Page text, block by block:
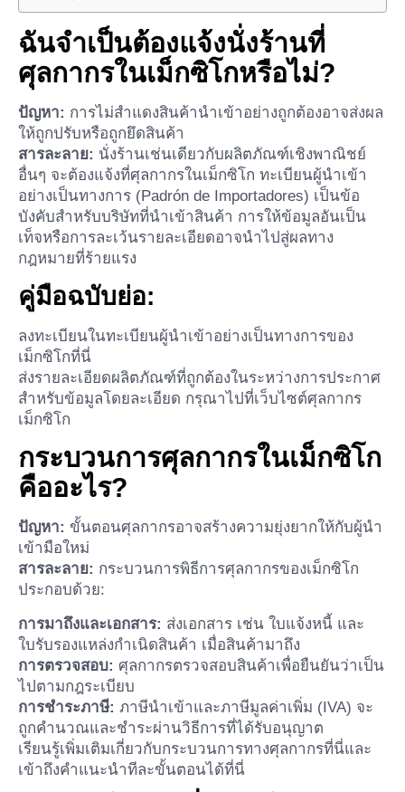
ฉันจำเป็นต้องแจ้งนั่งร้านที่
ศุลกากรในเม็กซิโกหรือไม่?
ปัญหา: การไม่สำแดงสินค้านำเข้าอย่างถูกต้องอาจส่งผล
ให้ถูกปรับหรือถูกยึดสินค้า
สารละลาย: นั่งร้านเช่นเดียวกับผลิตภัณฑ์เชิงพาณิชย์
อื่นๆ จะต้องแจ้งที่ศุลกากรในเม็กซิโก ทะเบียนผู้นำเข้า
อย่างเป็นทางการ (Padrón de Importadores) เป็นข้อ
บังคับสำหรับบริษัทที่นำเข้าสินค้า การให้ข้อมูลอันเป็น
เท็จหรือการละเว้นรายละเอียดอาจนำไปสู่ผลทาง
กฎหมายที่ร้ายแรง
คู่มือฉบับย่อ:
ลงทะเบียนในทะเบียนผู้นำเข้าอย่างเป็นทางการของ
เม็กซิโกที่นี่
ส่งรายละเอียดผลิตภัณฑ์ที่ถูกต้องในระหว่างการประกาศ
สำหรับข้อมูลโดยละเอียด กรุณาไปที่เว็บไซต์ศุลกากร
เม็กซิโก
กระบวนการศุลกากรในเม็กซิโก
คืออะไร?
ปัญหา: ขั้นตอนศุลกากรอาจสร้างความยุ่งยากให้กับผู้นำ
เข้ามือใหม่
สารละลาย: กระบวนการพิธีการศุลกากรของเม็กซิโก
ประกอบด้วย:
การมาถึงและเอกสาร: ส่งเอกสาร เช่น ใบแจ้งหนี้ และ
ใบรับรองแหล่งกำเนิดสินค้า เมื่อสินค้ามาถึง
การตรวจสอบ: ศุลกากรตรวจสอบสินค้าเพื่อยืนยันว่าเป็น
ไปตามกฎระเบียบ
การชำระภาษี: ภาษีนำเข้าและภาษีมูลค่าเพิ่ม (IVA) จะ
ถูกคำนวณและชำระผ่านวิธีการที่ได้รับอนุญาต
เรียนรู้เพิ่มเติมเกี่ยวกับกระบวนการทางศุลกากรที่นี่และ
เข้าถึงคำแนะนำทีละขั้นตอนได้ที่นี่